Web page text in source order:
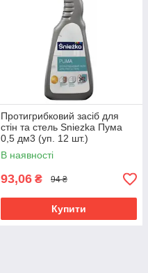
Протигрибковий засіб для
стін та стель Sniezka Пума
0,5 дм3 (уп. 12 шт.)
В наявності
93,06 ₴ 94 ₴
Купити